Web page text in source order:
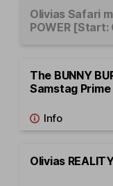
Olivias Safari
POWER
The BUNNY
Samstag
Olivias